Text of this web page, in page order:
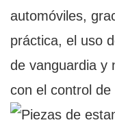
automóviles,
práctica, el uso
de vanguardia y
con el control de